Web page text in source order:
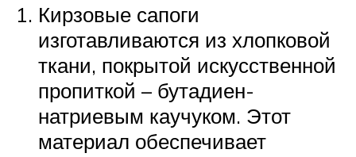
Кирзовые сапоги
изготавливаются из хлопковой
ткани, покрытой искусственной
пропиткой – бутадиен-
натриевым каучуком. Этот
материал обеспечивает